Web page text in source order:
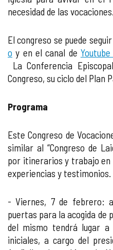
necesidad de las vocaciones.
El congreso se puede
o y en el canal de
La Conferencia
Congreso, su ciclo del Plan
Programa
Este Congreso de
similar al “Congreso de
por itinerarios y trabajo en
experiencias y testimonios.
- Viernes, 7 de febrero:
puertas para la acogida de
del mismo tendrá lugar a
iniciales, a cargo del